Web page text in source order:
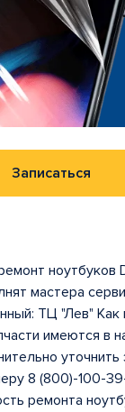
Записаться
ноутбуков
мастера
ТЦ "Лев" Как
имеются в
уточнить
8 (800)-100-
ремонта